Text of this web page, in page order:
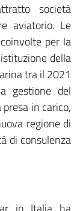
società
aviatorio. Le
per la
della
tra il 2021
gestione del
in carico,
regione di
di consulenza